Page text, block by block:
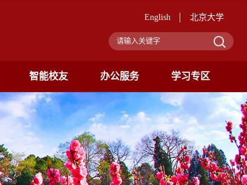
English 北京大学
智能校友 办公服务 学习专区